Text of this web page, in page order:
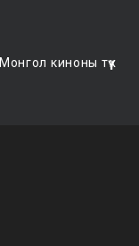
Монгол киноны түүх